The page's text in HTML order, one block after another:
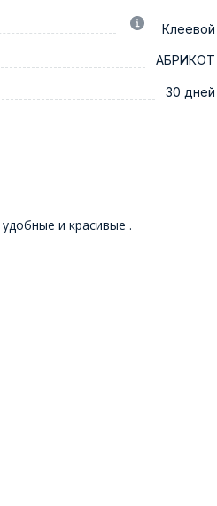
Клеевой
АБРИКОТ
30 дней
и красивые .